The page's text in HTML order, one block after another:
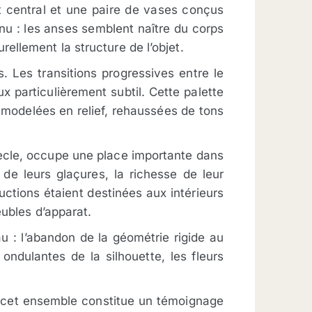
central et une paire de vases conçus
: les anses semblent naître du corps
la structure de l’objet.
Les transitions progressives entre le
particulièrement subtil. Cette palette
en relief, rehaussées de tons
occupe une place importante dans
leurs glaçures, la richesse de leur
étaient destinées aux intérieurs
d’apparat.
: l’abandon de la géométrie rigide au
de la silhouette, les fleurs
ensemble constitue un témoignage